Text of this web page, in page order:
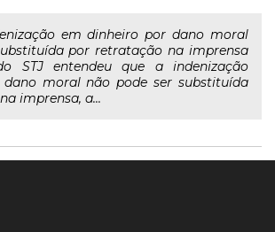
em dinheiro por dano moral
por retratação na imprensa
STJ entendeu que a indenização
moral não pode ser substituída
imprensa, a...